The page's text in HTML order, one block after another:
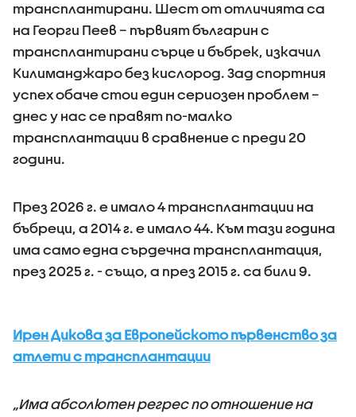
трансплантирани. Шест от отличията са
на Георги Пеев – първият българин с
трансплантирани сърце и бъбрек, изкачил
Килиманджаро без кислород. Зад спортния
успех обаче стои един сериозен проблем –
днес у нас се правят по-малко
трансплантации в сравнение с преди 20
години.
През 2026 г. е имало 4 трансплантации на
бъбреци, а 2014 г. е имало 44. Към тази година
има само една сърдечна трансплантация,
през 2025 г. - също, а през 2015 г. са били 9.
Ирен Дикова за Европейското първенство за
атлети с трансплантации
„Има абсолютен регрес по отношение на